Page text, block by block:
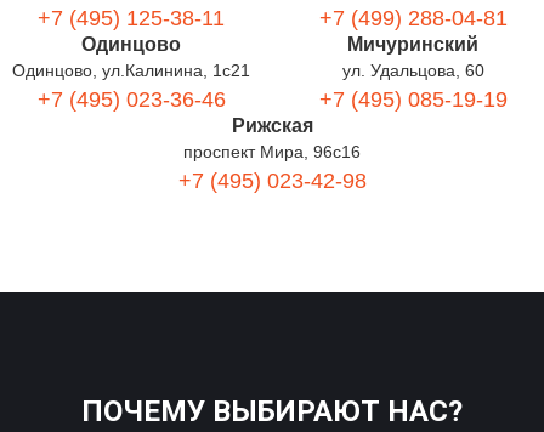
+7 (495) 125-38-11 +7 (499) 288-04-81
Одинцово
Одинцово, ул.Калинина, 1с21
+7 (495) 023-36-46
Мичуринский
ул. Удальцова, 60
+7 (495) 085-19-19
Рижская
проспект Мира, 96с16
+7 (495) 023-42-98
ПОЧЕМУ ВЫБИРАЮТ НАС?